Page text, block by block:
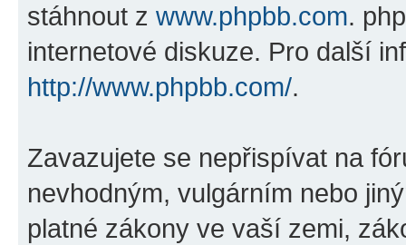
stáhnout z www.phpbb.com.
internetové diskuze. Pro další
http://www.phpbb.com/.
Zavazujete se nepřispívat na
nevhodným, vulgárním nebo
platné zákony ve vaší zemi,